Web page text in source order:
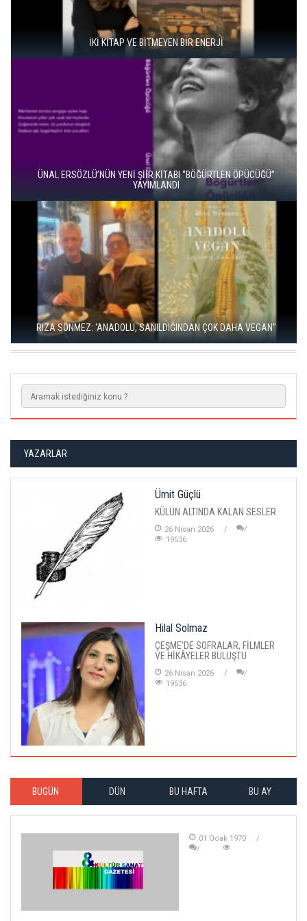
İKİ KİTAP VE BİTMEYEN BİR ENERJİ
ÜNAL ERSÖZLÜ’NÜN YENİ ŞİİR KİTABI “BÖĞÜRTLEN ÖPÜCÜĞÜ”
YAYIMLANDI
RIZA SÖNMEZ: ‘ANADOLU, SANILDIĞINDAN ÇOK DAHA VEGAN"
YAZARLAR
Ümit Güçlü
KÜLÜN ALTINDA KALAN SESLER
26 Nisan 2026
19536
Hilal Solmaz
ÇEŞME'DE SOFRALAR, FİLMLER
VE HİKÂYELER BULUŞTU
26 Nisan 2026
19536
BUGÜN DÜN BU HAFTA BU AY
01 Ocak 1970